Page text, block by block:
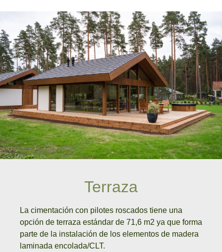
Terraza
La cimentación con pilotes roscados tiene una
opción de terraza estándar de 71,6 m2 ya que forma
parte de la instalación de los elementos de madera
laminada encolada/CLT.